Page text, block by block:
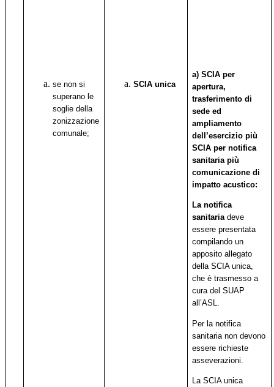
se non si
superano le
soglie della
zonizzazione
comunale;
SCIA unica
a) SCIA per
apertura,
trasferimento di
sede ed
ampliamento
dell’esercizio più
SCIA per notifica
sanitaria più
comunicazione di
impatto acustico:
La notifica
sanitariadeve
essere presentata
compilando un
apposito allegato
della SCIA unica,
che è trasmesso a
cura del SUAP
all’ASL.
Per la notifica
sanitaria non devono
essere richieste
asseverazioni.
La SCIA unica